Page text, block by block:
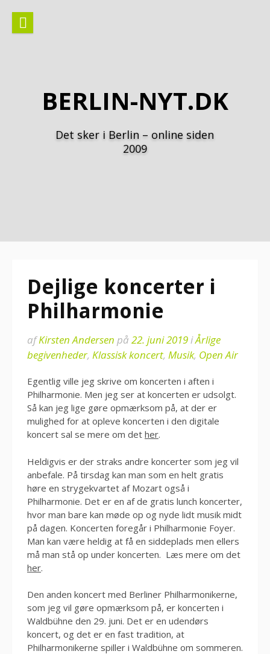
indhold
BERLIN-NYT.DK
Det sker i Berlin – online siden
2009
Dejlige koncerter i
Philharmonie
afKirsten Andersen på 22. juni 2019iÅrlige
begivenheder, Klassisk koncert, Musik, Open Air
Egentlig ville jeg skrive om koncerten i aften i
Philharmonie. Men jeg ser at koncerten er udsolgt.
Så kan jeg lige gøre opmærksom på, at der er
mulighed for at opleve koncerten i den digitale
koncert sal se mere om det her.
Heldigvis er der straks andre koncerter som jeg vil
anbefale. På tirsdag kan man som en helt gratis
høre en strygekvartet af Mozart også i
Philharmonie. Det er en af de gratis lunch koncerter,
hvor man bare kan møde op og nyde lidt musik midt
på dagen. Koncerten foregår i Philharmonie Foyer.
Man kan være heldig at få en siddeplads men ellers
må man stå op under koncerten. Læs mere om det
her.
Den anden koncert med Berliner Philharmonikerne,
som jeg vil gøre opmærksom på, er koncerten i
Waldbühne den 29. juni. Det er en udendørs
koncert, og det er en fast tradition, at
Philharmonikerne spiller i Waldbühne om sommeren.